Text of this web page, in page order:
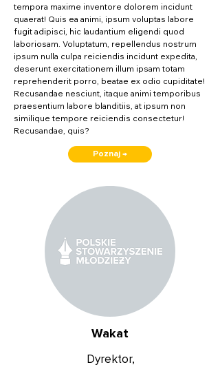
tempora maxime inventore dolorem incidunt
quaerat! Quis ea animi, ipsum voluptas labore
fugit adipisci, hic laudantium eligendi quod
laboriosam. Voluptatum, repellendus nostrum
ipsum nulla culpa reiciendis incidunt expedita,
deserunt exercitationem illum ipsam totam
reprehenderit porro, beatae ex odio cupiditate!
Recusandae nesciunt, itaque animi temporibus
praesentium labore blanditiis, at ipsum non
similique tempore reiciendis consectetur!
Recusandae, quis?
Poznaj →
Wakat
Dyrektor,